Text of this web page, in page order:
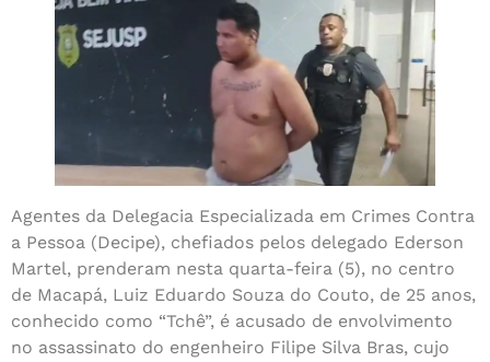
Agentes da Delegacia Especializada em Crimes Contra
a Pessoa (Decipe), chefiados pelos delegado Ederson
Martel, prenderam nesta quarta-feira (5), no centro
de Macapá, Luiz Eduardo Souza do Couto, de 25 anos,
conhecido como “Tchê”, é acusado de envolvimento
no assassinato do engenheiro Filipe Silva Bras, cujo